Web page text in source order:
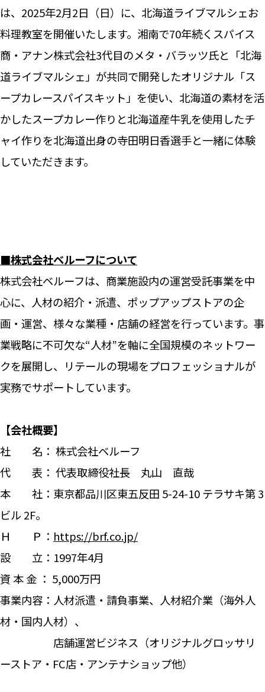
は、2025年2月2日（日）に、北海道ライブマルシェお
料理教室を開催いたします。湘南で70年続くスパイス
商・アナン株式会社3代目のメタ・バラッツ氏と「北海
道ライブマルシェ」が共同で開発したオリジナル「ス
ープカレースパイスキット」を使い、北海道の素材を活
かしたスープカレー作りと北海道産牛乳を使用したチ
ャイ作りを北海道出身の寺田明日香選手と一緒に体験
していただきます。
■株式会社ベルーフについて
株式会社ベルーフは、商業施設内の運営受託事業を中
心に、人材の紹介・派遣、ポップアップストアの企
画・運営、様々な業種・店舗の経営を行っています。事
業戦略に不可欠な“人材”を軸に全国規模のネットワー
クを展開し、リテールの現場をプロフェッショナルが
実務でサポートしています。
【会社概要】
社 名： 株式会社ベルーフ
代 表： 代表取締役社長 丸山 直哉
本 社：東京都品川区東五反田 5-24-10 テラサキ第 3
ビル 2F。
Ｈ Ｐ： https://brf.co.jp/
設 立：1997年4月
資 本 金 ： 5,000万円
事業内容：人材派遣・請負事業、人材紹介業（海外人
材・国内人材）、
店舗運営ビジネス（オリジナルグロッサリ
ーストア・FC店・アンテナショップ他）